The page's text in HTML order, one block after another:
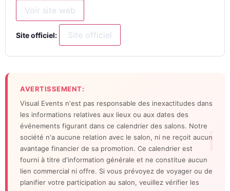
Voir site web
Site officiel: Site officiel
AVERTISSEMENT:
Visual Events n'est pas responsable des inexactitudes dans
les informations relatives aux lieux ou aux dates des
événements figurant dans ce calendrier des salons. Notre
société n'a aucune relation avec le salon, ni ne reçoit aucun
avantage financier de sa promotion. Ce calendrier est
fourni à titre d'information générale et ne constitue aucun
lien commercial ni offre. Si vous prévoyez de voyager ou de
planifier votre participation au salon, veuillez vérifier les